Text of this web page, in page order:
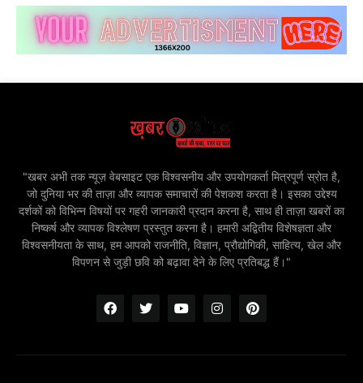
"खबर अभी तक न्यूज़ वेबसाइट एक विश्वसनीय और उपयोगकर्ता मित्रपूर्ण स्रोत है,
जो दुनिया भर की ताज़ा और व्यापक समाचारों की पेशकश करता है। इसका उद्देश्य
दर्शकों को विभिन्न विषयों पर गहरी जानकारी प्रदान करना है, साथ ही ताज़ा खबरों का
निष्कर्ष और व्यापक विश्लेषण प्रस्तुत करना है। हमारी अद्वितीय विशेषज्ञता और
विश्वसनीयता के साथ, हम आपको राजनीति, विज्ञान, प्रौद्योगिकी, साहित्य, खेल और
विपणन से जुड़ी छवि को बढ़ावा देने के लिए प्रतिबद्ध हैं।"